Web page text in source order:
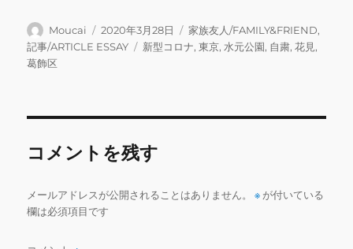
c
e
o
k
it
te
ai
l
e m
bl
ai
l
投
稿
者
Moucai
投
稿
2020年3月28日
カ
テ
家族友人/FAMILY&FRIEND,
記事/ARTICLE ESSAY
タ
新型コロナ,東京, 水元公園, 自粛,花見 ,
葛飾区
コメントを残す
メールアドレスが公開されることはありません。 ※ が付いている
欄は必須項目です